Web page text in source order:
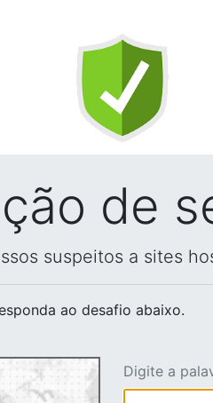
de
suspeitos a sites
ao desafio abaixo.
Digite a